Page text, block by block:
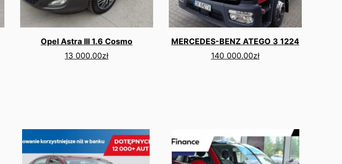
Opel Astra III 1.6 Cosmo
13 000.00zł
MERCEDES-BENZ ATEGO 3 1224
140 000.00zł